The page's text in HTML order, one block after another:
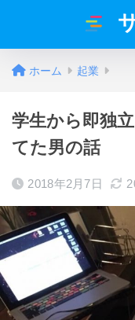
ホーム 起業
学生から即独
てた男の話
2018年2月7日